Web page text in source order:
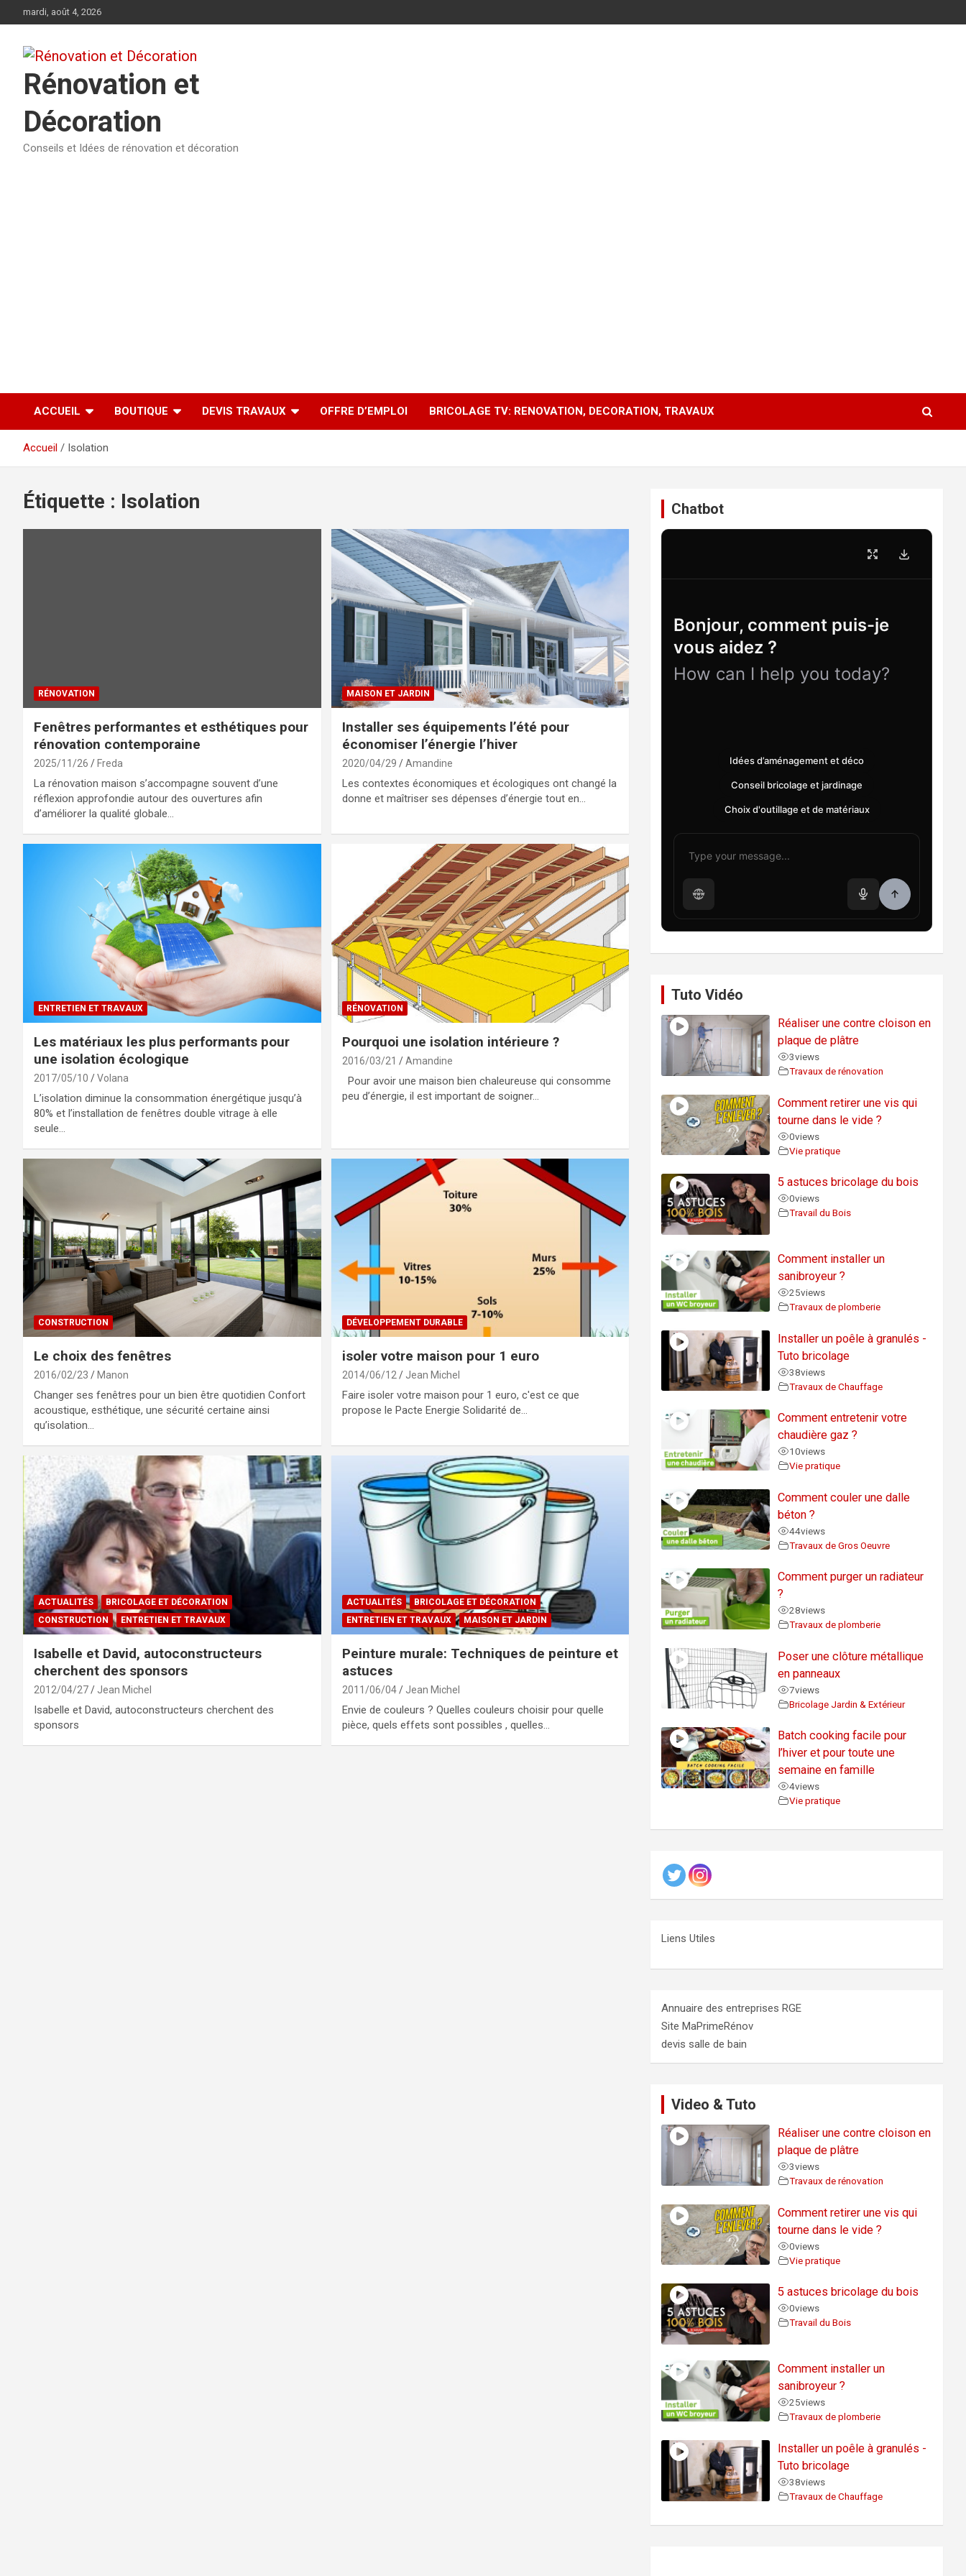
au
mardi, août 4, 2026
Rénovation et
Décoration
Conseils et Idées de rénovation et décoration
ACCUEIL BOUTIQUE DEVIS TRAVAUX OFFRE D’EMPLOI BRICOLAGE TV: RENOVATION, DECORATION, TRAVAUX
Accueil Isolation
Étiquette : Isolation
RÉNOVATION
Fenêtres performantes et esthétiques pour
rénovation contemporaine
2025/11/26 Freda
La rénovation maison s’accompagne souvent d’une
réflexion approfondie autour des ouvertures afin
d’améliorer la qualité globale…
MAISON ET JARDIN
Installer ses équipements l’été pour
économiser l’énergie l’hiver
2020/04/29 Amandine
Les contextes économiques et écologiques ont changé la
donne et maîtriser ses dépenses d’énergie tout en…
ENTRETIEN ET TRAVAUX
Les matériaux les plus performants pour
une isolation écologique
2017/05/10 Volana
L’isolation diminue la consommation énergétique jusqu’à
80% et l’installation de fenêtres double vitrage à elle
seule…
RÉNOVATION
Pourquoi une isolation intérieure ?
2016/03/21 Amandine
Pour avoir une maison bien chaleureuse qui consomme
peu d’énergie, il est important de soigner…
CONSTRUCTION
Le choix des fenêtres
2016/02/23 Manon
Changer ses fenêtres pour un bien être quotidien Confort
acoustique, esthétique, une sécurité certaine ainsi
qu’isolation…
DÉVELOPPEMENT DURABLE
isoler votre maison pour 1 euro
2014/06/12 Jean Michel
Faire isoler votre maison pour 1 euro, c'est ce que
propose le Pacte Energie Solidarité de…
ACTUALITÉS
BRICOLAGE ET DÉCORATION
CONSTRUCTION
ENTRETIEN ET TRAVAUX
Isabelle et David, autoconstructeurs
cherchent des sponsors
2012/04/27 Jean Michel
Isabelle et David, autoconstructeurs cherchent des
sponsors
ACTUALITÉS
BRICOLAGE ET DÉCORATION
ENTRETIEN ET TRAVAUX
MAISON ET JARDIN
Peinture murale: Techniques de peinture et
astuces
2011/06/04 Jean Michel
Envie de couleurs ? Quelles couleurs choisir pour quelle
pièce, quels effets sont possibles , quelles…
Chatbot
Bonjour, comment puis-je
vous aidez ?
How can I help you today?
Idées d’aménagement et déco
Conseil bricolage et jardinage
Choix d'outillage et de matériaux
Tuto Vidéo
Réaliser une contre cloison en
plaque de plâtre
3views
Travaux de rénovation
Comment retirer une vis qui
tourne dans le vide ?
0views
Vie pratique
5 astuces bricolage du bois
0views
Travail du Bois
Comment installer un
sanibroyeur ?
25views
Travaux de plomberie
Installer un poêle à granulés -
Tuto bricolage
38views
Travaux de Chauffage
Comment entretenir votre
chaudière gaz ?
10views
Vie pratique
Comment couler une dalle
béton ?
44views
Travaux de Gros Oeuvre
Comment purger un radiateur
?
28views
Travaux de plomberie
Poser une clôture métallique
en panneaux
7views
Bricolage Jardin & Extérieur
Batch cooking facile pour
l’hiver et pour toute une
semaine en famille
4views
Vie pratique
Liens Utiles
Annuaire des entreprises RGE
Site MaPrimeRénov
devis salle de bain
Video & Tuto
Réaliser une contre cloison en
plaque de plâtre
3views
Travaux de rénovation
Comment retirer une vis qui
tourne dans le vide ?
0views
Vie pratique
5 astuces bricolage du bois
0views
Travail du Bois
Comment installer un
sanibroyeur ?
25views
Travaux de plomberie
Installer un poêle à granulés -
Tuto bricolage
38views
Travaux de Chauffage